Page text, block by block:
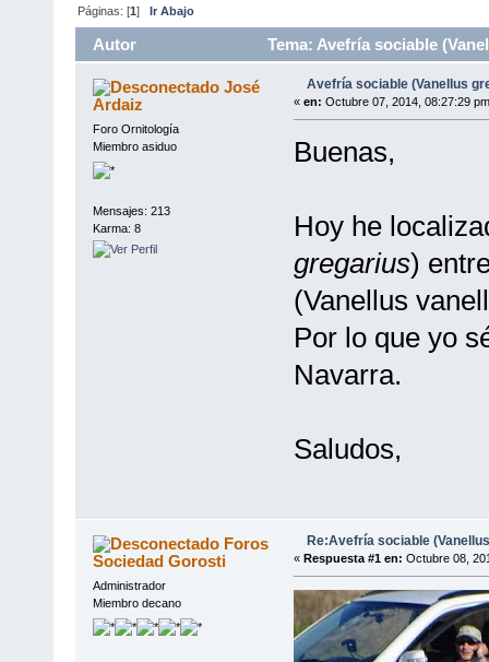
Páginas: [1]Ir Abajo
Autor Tema: Avefría sociable
José
Ardaiz
Foro Ornitología
Miembro asiduo
Mensajes: 213
Karma: 8
Avefría sociable (Vanellus
« en: Octubre 07, 2014, 08:27:29
Buenas,
Hoy he
gregarius)
(Vanellus
Por lo que yo
Navarra.
Saludos,
Foros
Sociedad Gorosti
Administrador
Miembro decano
Re:Avefría sociable
« Respuesta #1 en: Octubre 08,